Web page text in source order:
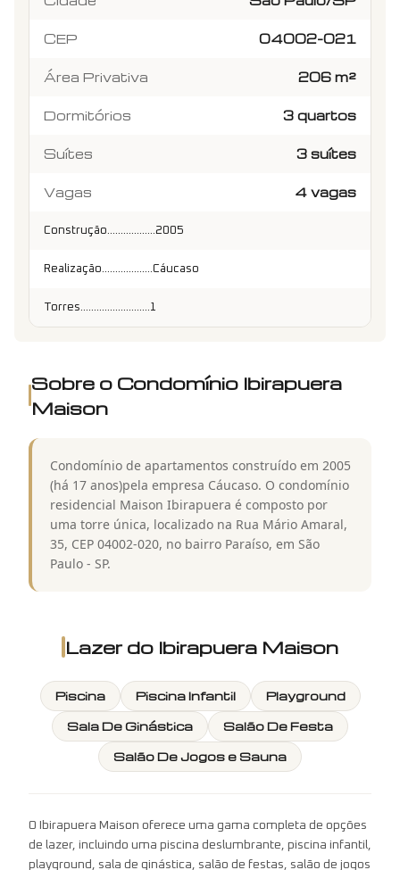
CEP 04002-021
Área Privativa 206 m²
Dormitórios 3 quartos
Suítes 3 suítes
Vagas 4 vagas
Construção..................2005
Realização...................Cáucaso
Torres..........................1
Sobre o Condomínio Ibirapuera
Maison
Condomínio de apartamentos construído em 2005
(há 17 anos)pela empresa Cáucaso. O condomínio
residencial Maison Ibirapuera é composto por
uma torre única, localizado na Rua Mário Amaral,
35, CEP 04002-020, no bairro Paraíso, em São
Paulo - SP.
Lazer do Ibirapuera Maison
Piscina Piscina Infantil
Playground
Sala De Ginástica
Salão De Festa
Salão De Jogos e Sauna
O Ibirapuera Maison oferece uma gama completa de opções
de lazer, incluindo uma piscina deslumbrante, piscina infantil,
playground, sala de ginástica, salão de festas, salão de jogos